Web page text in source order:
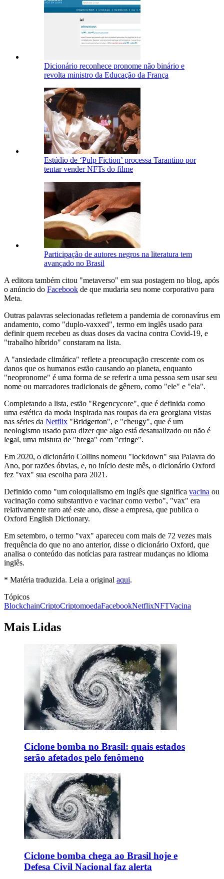
Dicionário reconhece pronome não binário e
revolta ministro da Educação da França
Estúdio de ‘Pulp Fiction’ processa Tarantino por
tentar vender NFTs do filme
Participação de autores negros na literatura tem
avançado no Brasil
A editora também citou "metaverso" em sua postagem no blog, após
o anúncio do Facebook de que mudaria seu nome corporativo para
Meta.
Outras palavras selecionadas refletem a pandemia de coronavírus em
andamento, como "duplo-vaxxed", termo em inglês usado para
definir quem recebeu as duas doses da vacina contra Covid-19, e
"trabalho híbrido" constaram na lista.
A "ansiedade climática" reflete a preocupação crescente com os
danos que os humanos estão causando ao planeta, enquanto
"neopronome" é uma forma de se referir a uma pessoa sem usar seu
nome ou marcadores tradicionais de gênero, como "ele" e "ela".
Completando a lista, estão "Regencycore", que é definida como
uma estética da moda inspirada nas roupas da era georgiana vistas
nas séries da Netflix "Bridgerton", e "cheugy", que é um
neologismo usado para dizer que algo está desatualizado ou não é
legal, uma mistura de "brega" com "cringe".
Em 2020, o dicionário Collins nomeou "lockdown" sua Palavra do
Ano, por razões óbvias, e, no início deste mês, o dicionário Oxford ​​
fez "vax" sua escolha para 2021.
Definido como "um coloquialismo em inglês que significa vacina ou
vacinação como substantivo e vacinar como verbo", "vax" era
relativamente raro até este ano, disse a empresa, que publica o
Oxford English Dictionary.
Em setembro, o termo "vax" apareceu com mais de 72 vezes mais
frequência do que no ano anterior, disse o dicionário Oxford, que
analisa o conteúdo das notícias para rastrear mudanças no idioma
inglês.
* Matéria traduzida. Leia a original aqui.
Tópicos
BlockchainCriptoCriptomoedaFacebookNetflixNFTVacina
Mais Lidas
Ciclone bomba no Brasil: quais estados
serão afetados pelo fenômeno
Ciclone bomba chega ao Brasil hoje e
Defesa Civil Nacional faz alerta